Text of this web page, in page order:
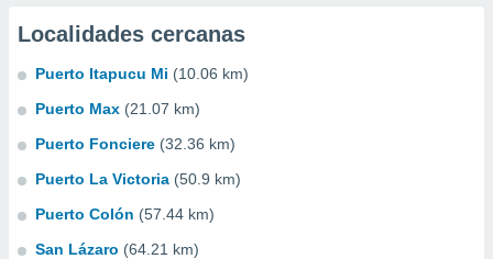
Localidades cercanas
Puerto Itapucu Mi (10.06 km)
Puerto Max (21.07 km)
Puerto Fonciere (32.36 km)
Puerto La Victoria (50.9 km)
Puerto Colón (57.44 km)
San Lázaro (64.21 km)